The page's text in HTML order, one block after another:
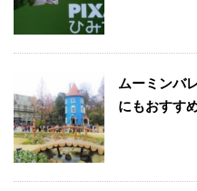
ムーミンバ
にもおすす